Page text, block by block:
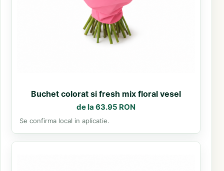
Buchet colorat si fresh mix floral vesel
de la 63.95 RON
Se confirma local in aplicatie.